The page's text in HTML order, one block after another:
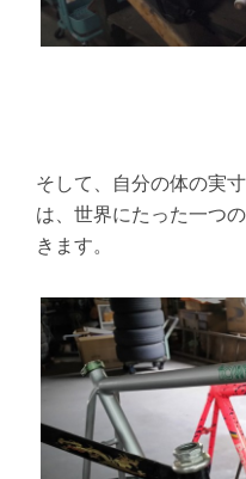
そして、自分の体の実
は、世界にたった一つ
きます。